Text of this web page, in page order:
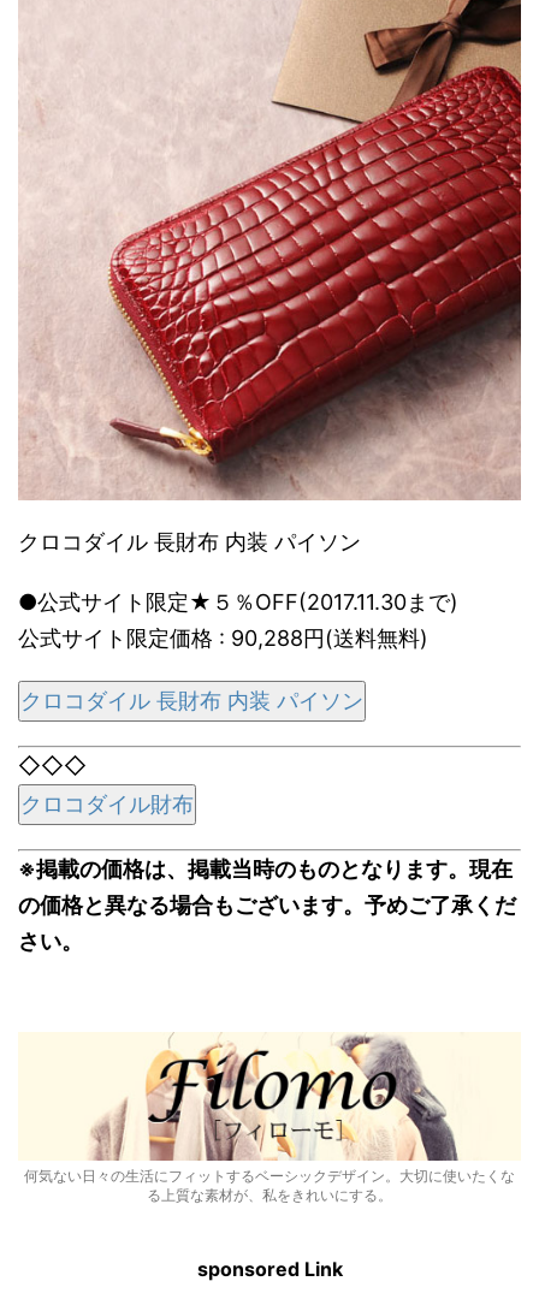
クロコダイル 長財布 内装 パイソン
●公式サイト限定★５％OFF(2017.11.30まで)
公式サイト限定価格 : 90,288円(送料無料)
クロコダイル 長財布 内装 パイソン
◇◇◇
クロコダイル財布
※掲載の価格は、掲載当時のものとなります。現在
の価格と異なる場合もございます。予めご了承くだ
さい。
何気ない日々の生活にフィットするベーシックデザイン。大切に使いたくな
る上質な素材が、私をきれいにする。
sponsored Link